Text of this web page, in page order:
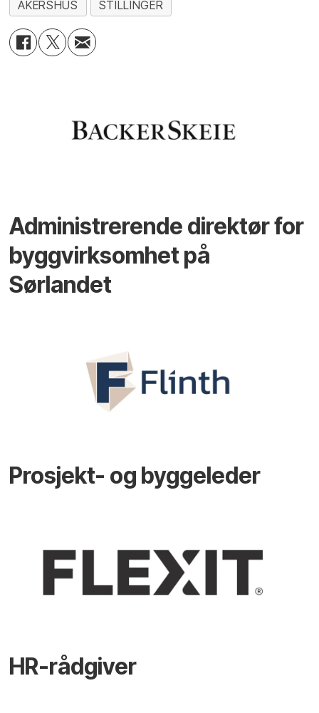
AKERSHUS STILLINGER
Administrerende direktør for
byggvirksomhet på
Sørlandet
Prosjekt- og byggeleder
HR-rådgiver